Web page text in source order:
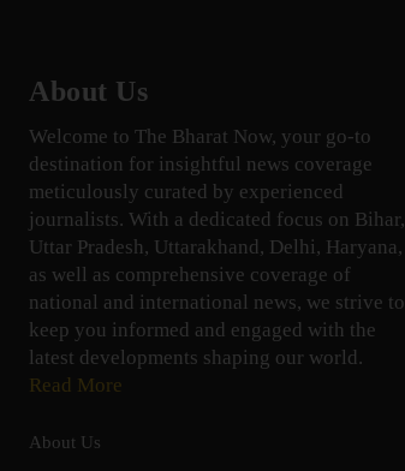
About Us
Welcome to The Bharat Now, your go-to
destination for insightful news coverage
meticulously curated by experienced
journalists. With a dedicated focus on Bihar,
Uttar Pradesh, Uttarakhand, Delhi, Haryana,
as well as comprehensive coverage of
national and international news, we strive to
keep you informed and engaged with the
latest developments shaping our world.
Read More
About Us